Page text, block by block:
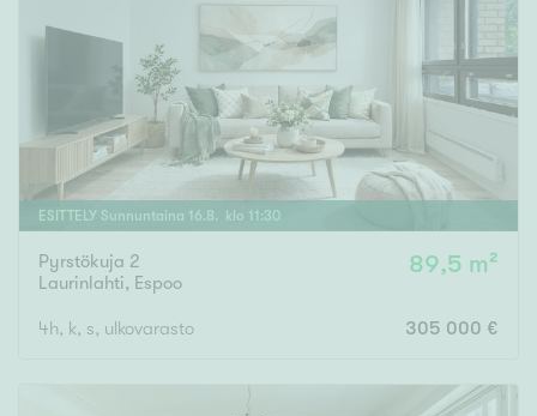
ESITTELY Sunnuntaina 16.8. klo 11 :30
Pyrstökuja 2
Laurinlahti, Espoo
89,5 m²
4h, k, s, ulkovarasto 305 000 €